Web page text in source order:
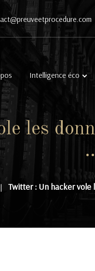
Intelligence éco
les
| Twitter : Un hacker vole